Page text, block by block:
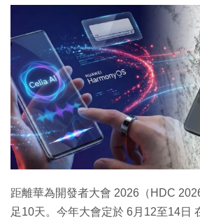
EduTech
IT Times
生成式AI與雲端應用
Enterprise Digital Transformation
特集
距離華為開發者大會 2026（HDC
足10天。今年大會定於 6月12至14日